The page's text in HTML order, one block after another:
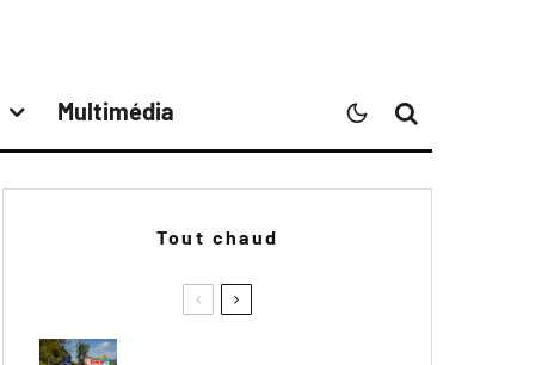
Multimédia
Tout chaud